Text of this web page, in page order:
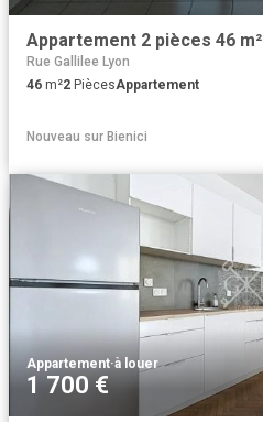
Appartement 2 pièces 46 m²
Rue Gallilee Lyon
46 m²2 PiècesAppartement
Nouveau sur Bienici
Appartement·à louer
1 700 €